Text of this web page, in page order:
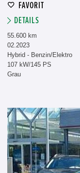
FAVORIT
DETAILS
55.600 km
02.2023
Hybrid - Benzin/Elektro
107 kW/145 PS
Grau